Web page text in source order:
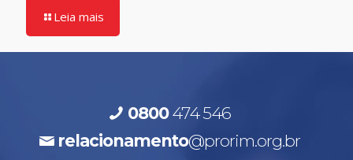
Leia mais
0800474 546
relacionamento@prorim.org.br